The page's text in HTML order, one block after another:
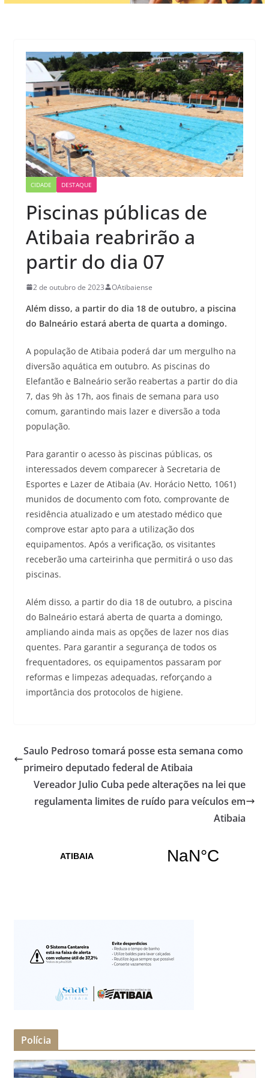
CIDADE DESTAQUE
Piscinas públicas de
Atibaia reabrirão a
partir do dia 07
2 de outubro de 2023 OAtibaiense
Além disso, a partir do dia 18 de outubro, a piscina
do Balneário estará aberta de quarta a domingo.
A população de Atibaia poderá dar um mergulho na
diversão aquática em outubro. As piscinas do
Elefantão e Balneário serão reabertas a partir do dia
7, das 9h às 17h, aos finais de semana para uso
comum, garantindo mais lazer e diversão a toda
população.
Para garantir o acesso às piscinas públicas, os
interessados devem comparecer à Secretaria de
Esportes e Lazer de Atibaia (Av. Horácio Netto, 1061)
munidos de documento com foto, comprovante de
residência atualizado e um atestado médico que
comprove estar apto para a utilização dos
equipamentos. Após a verificação, os visitantes
receberão uma carteirinha que permitirá o uso das
piscinas.
Além disso, a partir do dia 18 de outubro, a piscina
do Balneário estará aberta de quarta a domingo,
ampliando ainda mais as opções de lazer nos dias
quentes. Para garantir a segurança de todos os
frequentadores, os equipamentos passaram por
reformas e limpezas adequadas, reforçando a
importância dos protocolos de higiene.
Saulo Pedroso tomará posse esta semana como
primeiro deputado federal de Atibaia
Vereador Julio Cuba pede alterações na lei que
regulamenta limites de ruído para veículos em
Atibaia
Polícia